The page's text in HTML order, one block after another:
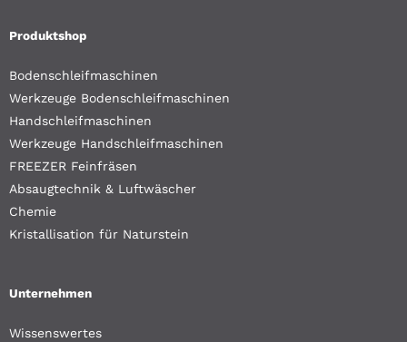
Produktshop
Bodenschleifmaschinen
Werkzeuge Bodenschleifmaschinen
Handschleifmaschinen
Werkzeuge Handschleifmaschinen
FREEZER Feinfräsen
Absaugtechnik & Luftwäscher
Chemie
Kristallisation für Naturstein
Unternehmen
Wissenswertes